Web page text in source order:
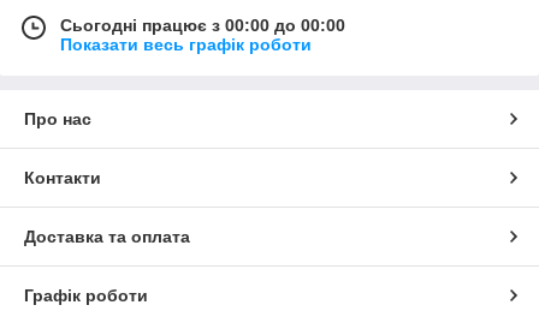
Сьогодні працює з 00:00 до 00:00
Показати весь графік роботи
Про нас
Контакти
Доставка та оплата
Графік роботи